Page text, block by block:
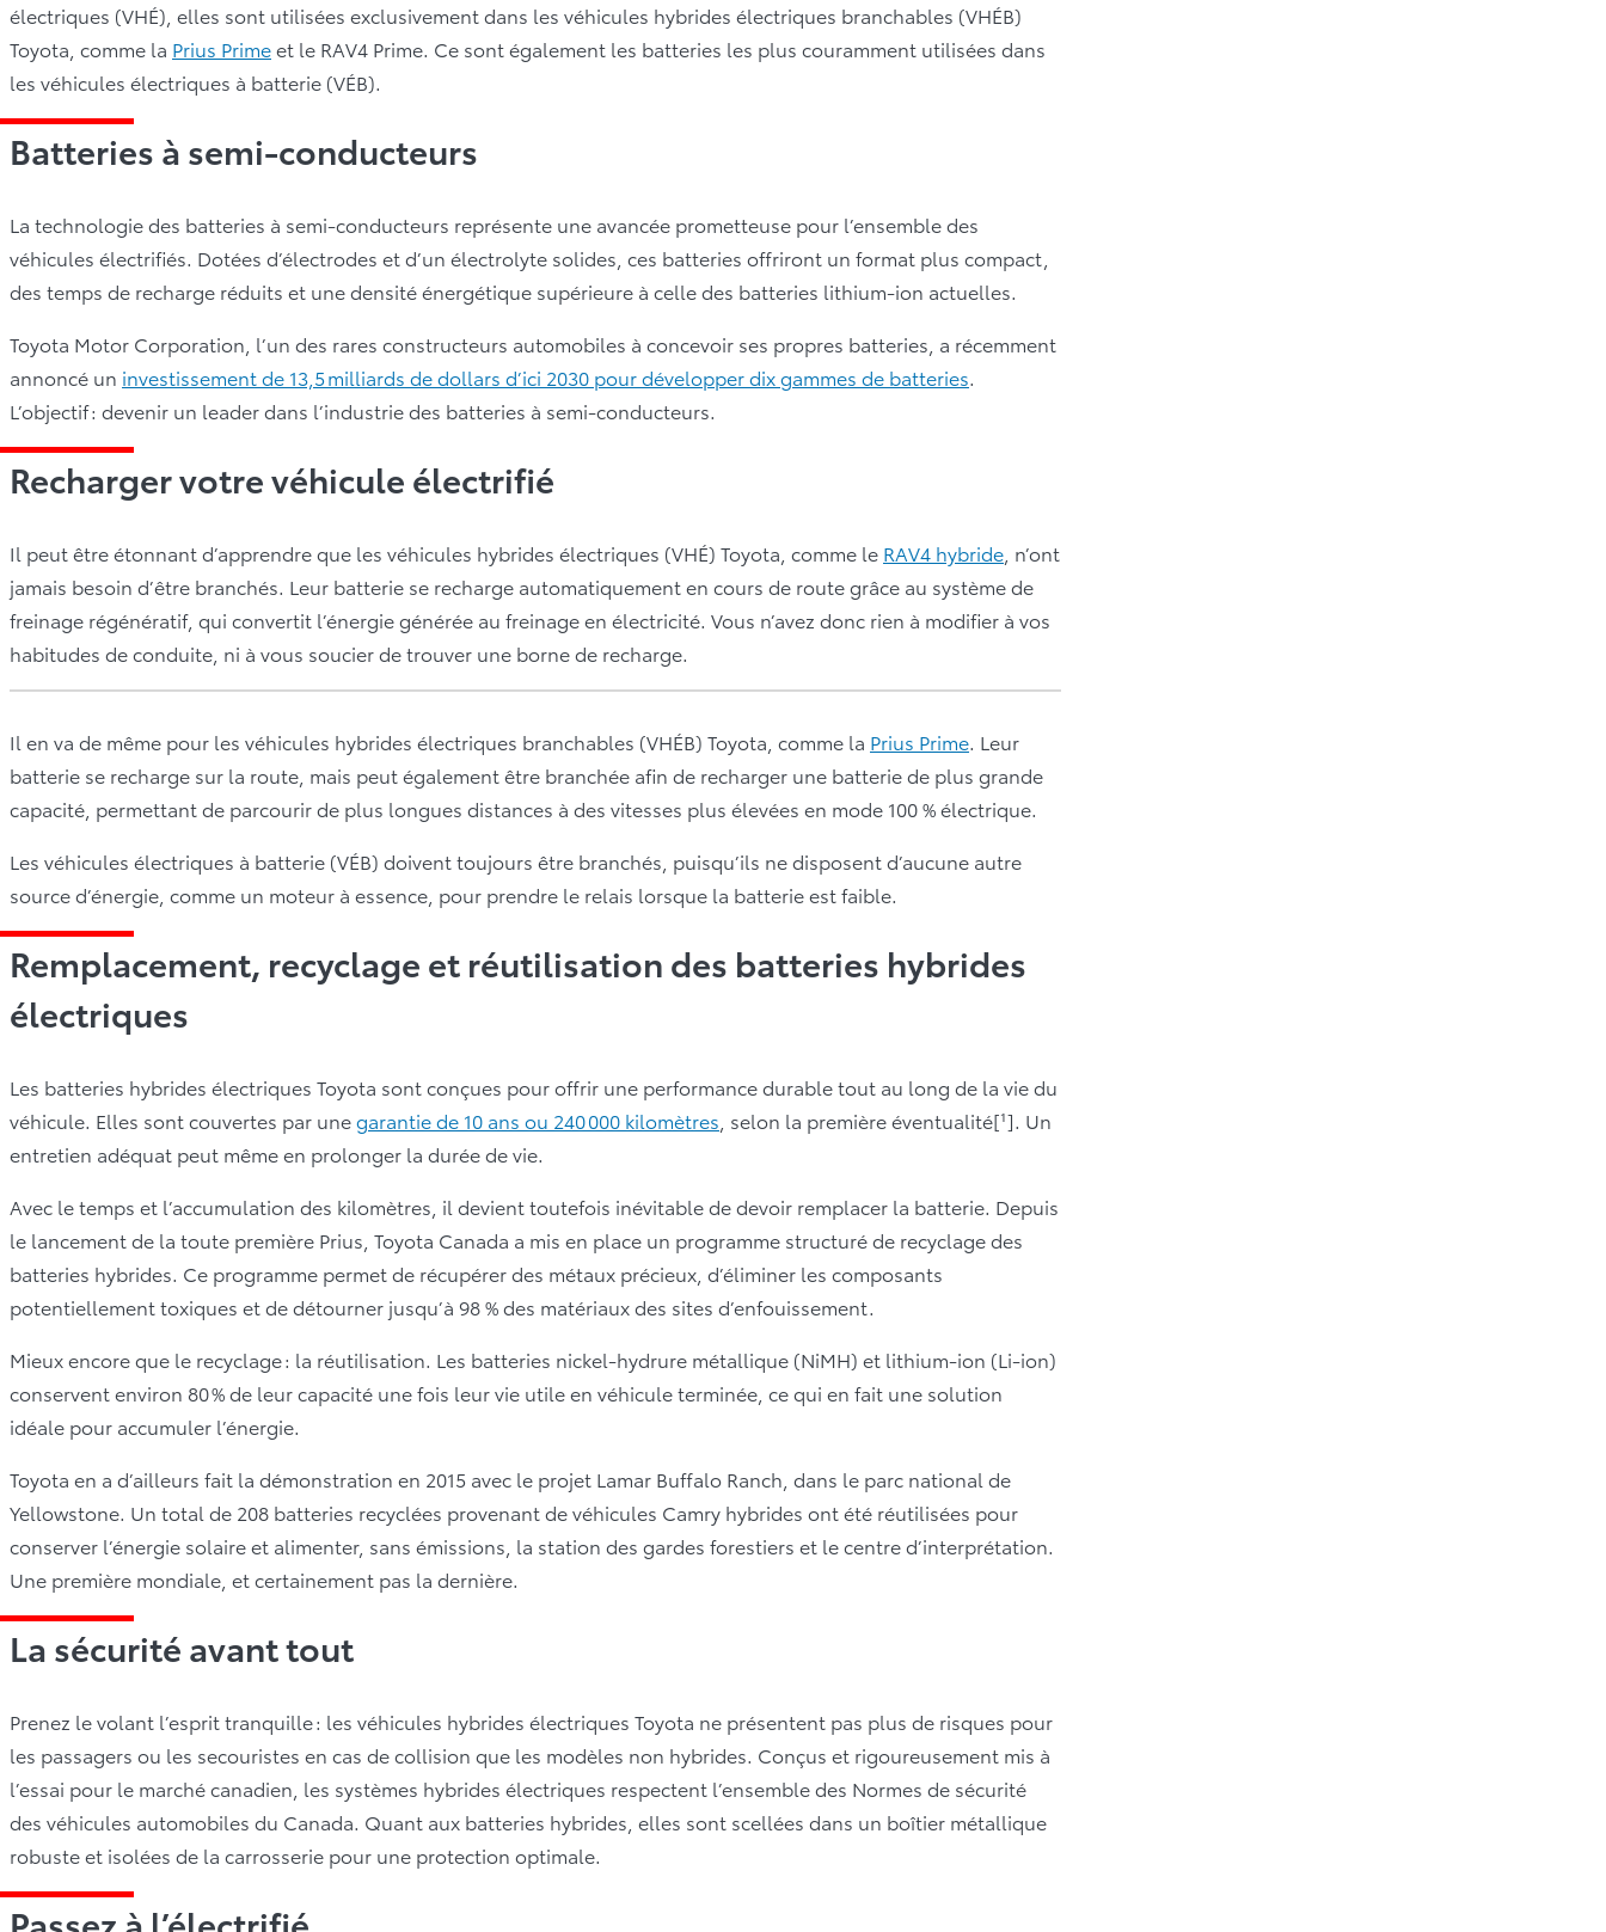
électriques (VHÉ), elles sont utilisées exclusivement dans les véhicules hybrides électriques branchables (VHÉB)
Toyota, comme la Prius Primeet le RAV4 Prime. Ce sont également les batteries les plus couramment utilisées dans
les véhicules électriques à batterie (VÉB).
Batteries à semi-conducteurs
La technologie des batteries à semi-conducteurs représente une avancée prometteuse pour l’ensemble des
véhicules électrifiés. Dotées d’électrodes et d’un électrolyte solides, ces batteries offriront un format plus compact,
des temps de recharge réduits et une densité énergétique supérieure à celle des batteries lithium-ion actuelles.
Toyota Motor Corporation, l’un des rares constructeurs automobiles à concevoir ses propres batteries, a récemment
annoncé un investissement de 13,5 milliards de dollars d’ici 2030 pour développer dix gammes de batteries.
L’objectif : devenir un leader dans l’industrie des batteries à semi-conducteurs.
Recharger votre véhicule électrifié
Il peut être étonnant d’apprendre que les véhicules hybrides électriques (VHÉ) Toyota, comme le RAV4 hybride , n’ont
jamais besoin d’être branchés. Leur batterie se recharge automatiquement en cours de route grâce au système de
freinage régénératif, qui convertit l’énergie générée au freinage en électricité. Vous n’avez donc rien à modifier à vos
habitudes de conduite, ni à vous soucier de trouver une borne de recharge.
Il en va de même pour les véhicules hybrides électriques branchables (VHÉB) Toyota, comme la Prius Prime. Leur
batterie se recharge sur la route, mais peut également être branchée afin de recharger une batterie de plus grande
capacité, permettant de parcourir de plus longues distances à des vitesses plus élevées en mode 100 % électrique.
Les véhicules électriques à batterie (VÉB) doivent toujours être branchés, puisqu’ils ne disposent d’aucune autre
source d’énergie, comme un moteur à essence, pour prendre le relais lorsque la batterie est faible.
Remplacement, recyclage et réutilisation des batteries hybrides
électriques
Les batteries hybrides électriques Toyota sont conçues pour offrir une performance durable tout au long de la vie du
véhicule. Elles sont couvertes par unegarantie de 10 ans ou 240 000 kilomètres , selon la première éventualité[¹]. Un
entretien adéquat peut même en prolonger la durée de vie.
Avec le temps et l’accumulation des kilomètres, il devient toutefois inévitable de devoir remplacer la batterie. Depuis
le lancement de la toute première Prius, Toyota Canada a mis en place un programme structuré de recyclage des
batteries hybrides. Ce programme permet de récupérer des métaux précieux, d’éliminer les composants
potentiellement toxiques et de détourner jusqu’à 98 % des matériaux des sites d’enfouissement.
Mieux encore que le recyclage : la réutilisation. Les batteries nickel-hydrure métallique (NiMH) et lithium-ion (Li-ion)
conservent environ 80 % de leur capacité une fois leur vie utile en véhicule terminée, ce qui en fait une solution
idéale pour accumuler l’énergie.
Toyota en a d’ailleurs fait la démonstration en 2015 avec le projet Lamar Buffalo Ranch, dans le parc national de
Yellowstone. Un total de 208 batteries recyclées provenant de véhicules Camry hybrides ont été réutilisées pour
conserver l’énergie solaire et alimenter, sans émissions, la station des gardes forestiers et le centre d’interprétation.
Une première mondiale, et certainement pas la dernière.
La sécurité avant tout
Prenez le volant l’esprit tranquille : les véhicules hybrides électriques Toyota ne présentent pas plus de risques pour
les passagers ou les secouristes en cas de collision que les modèles non hybrides. Conçus et rigoureusement mis à
l’essai pour le marché canadien, les systèmes hybrides électriques respectent l’ensemble des Normes de sécurité
des véhicules automobiles du Canada. Quant aux batteries hybrides, elles sont scellées dans un boîtier métallique
robuste et isolées de la carrosserie pour une protection optimale.